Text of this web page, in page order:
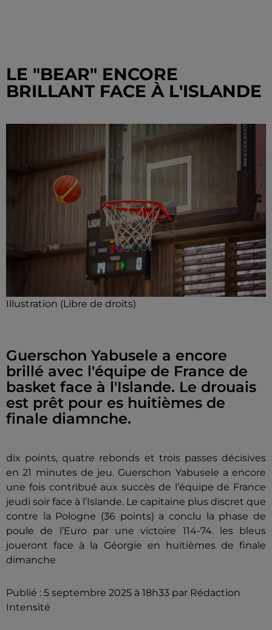
LE "BEAR" ENCORE
BRILLANT FACE À L'ISLANDE
Illustration (Libre de droits)
Guerschon Yabusele a encore
brillé avec l'équipe de France de
basket face à l'Islande. Le drouais
est prêt pour es huitièmes de
finale diamnche.
dix points, quatre rebonds et trois passes décisives
en 21 minutes de jeu. Guerschon Yabusele a encore
une fois contribué aux succès de l’équipe de France
jeudi soir face à l’Islande. Le capitaine plus discret que
contre la Pologne (36 points) a conclu la phase de
poule de l’Euro par une victoire 114-74. les bleus
joueront face à la Géorgie en huitièmes de finale
dimanche
Publié : 5 septembre 2025 à 18h33 par Rédaction
Intensité